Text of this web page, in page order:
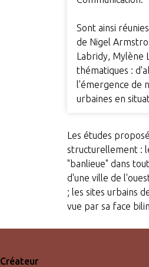
Sont ainsi
de Nigel
Labridy, Mylène
thématiques :
l'émergence de
urbaines en
Les études
structurellement :
"banlieue" dans
d'une ville de
; les sites urbains
vue par sa face
Créateur